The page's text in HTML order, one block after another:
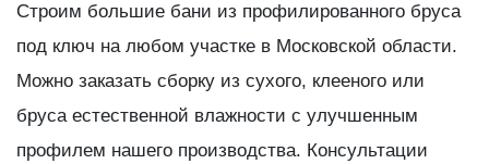
Строим большие бани из профилированного бруса
под ключ на любом участке в Московской области.
Можно заказать сборку из сухого, клееного или
бруса естественной влажности с улучшенным
профилем нашего производства. Консультации